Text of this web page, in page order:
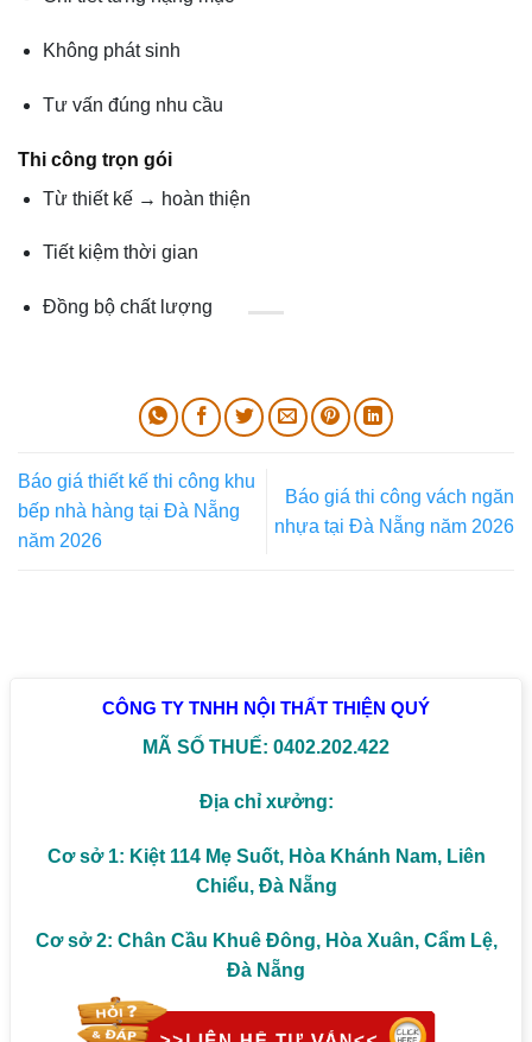
Không phát sinh
Tư vấn đúng nhu cầu
Thi công trọn gói
Từ thiết kế → hoàn thiện
Tiết kiệm thời gian
Đồng bộ chất lượng
Báo giá thiết kế thi công khu
bếp nhà hàng tại Đà Nẵng
năm 2026
Báo giá thi công vách ngăn
nhựa tại Đà Nẵng năm 2026
CÔNG TY TNHH NỘI THẤT THIỆN QUÝ
MÃ SỐ THUẾ: 0402.202.422
Địa chỉ xưởng:
Cơ sở 1: Kiệt 114 Mẹ Suốt, Hòa Khánh Nam, Liên
Chiểu, Đà Nẵng
Cơ sở 2: Chân Cầu Khuê Đông, Hòa Xuân, Cẩm Lệ,
Đà Nẵng